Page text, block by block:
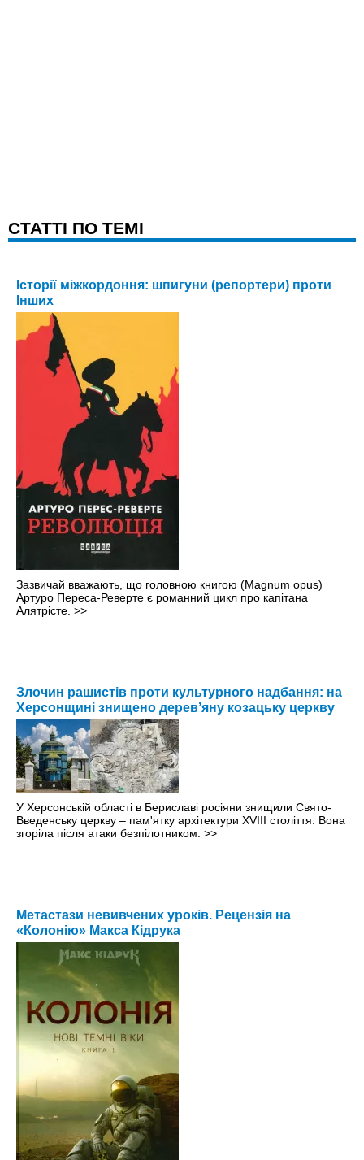
CТАТТІ ПО ТЕМІ
Історії міжкордоння: шпигуни (репортери) проти
Інших
Зазвичай вважають, що головною книгою (Magnum opus)
Артуро Переса-Реверте є романний цикл про капітана
Алятрісте. >>
Злочин рашистів проти культурного надбання: на
Херсонщині знищено дерев’яну козацьку церкву
У Херсонській області в Бериславі росіяни знищили Свято-
Введенську церкву – пам'ятку архітектури XVIII століття. Вона
згоріла після атаки безпілотником. >>
Метастази невивчених уроків. Рецензія на
«Колонію» Макса Кідрука